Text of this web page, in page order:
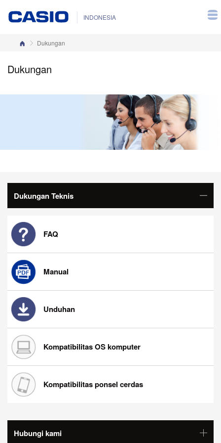
INDONESIA
Beranda
Dukungan
Dukungan
Dukungan Teknis
FAQ
Manual
Unduhan
Kompatibilitas OS komputer
Kompatibilitas ponsel cerdas
Hubungi kami